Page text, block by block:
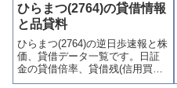
歩)、東証の週末残高、規制(注意
喚起・申込停止)など、空売り関
連情報を集計し、図解でわかり
やすくまとめて掲載していま
す。
ひらまつ(2764)の貸借情報
と品貸料
ひらまつ(2764)の逆日歩速報と株
価、貸借データ一覧です。日証
金の貸借倍率、貸借残(信用買
残、信用売残)、品貸料(逆日